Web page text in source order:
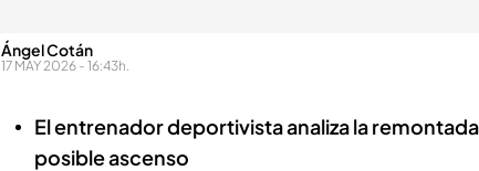
Ángel Cotán
17 MAY 2026 - 16:43h.
El entrenador deportivista analiza la
posible ascenso